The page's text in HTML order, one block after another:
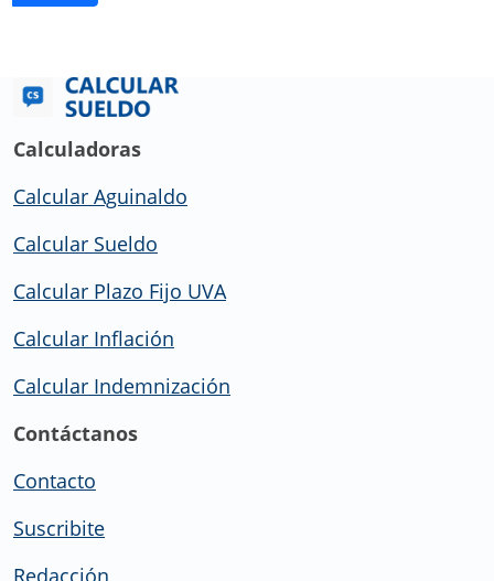
Calculadoras
Calcular Aguinaldo
Calcular Sueldo
Calcular Plazo Fijo UVA
Calcular Inflación
Calcular Indemnización
Contáctanos
Contacto
Suscribite